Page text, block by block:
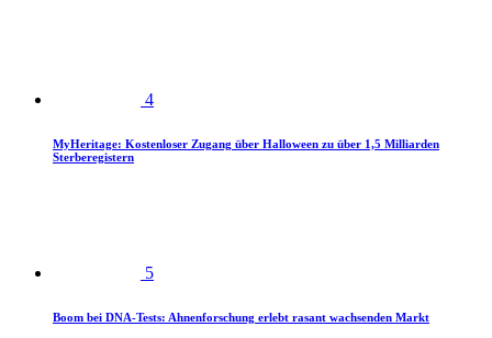
4
MyHeritage: Kostenloser Zugang über Halloween zu über 1,5 Milliarden
Sterberegistern
5
Boom bei DNA-Tests: Ahnenforschung erlebt rasant wachsenden Markt